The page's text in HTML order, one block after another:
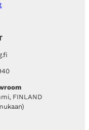
FINLAND